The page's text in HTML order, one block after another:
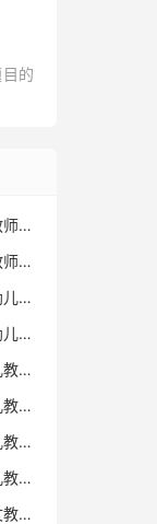
的
市直语文教师招聘考试真题卷
市直语文教师考试
市直机关幼儿教师招聘考试真题
市直机关幼儿教师编制考试真题
河南省幼儿教师招聘考试真题
河南省幼儿教师编制考试真题卷
山东省幼儿教师招聘考试真题
山东省幼儿教师编制考试真题卷
河北省语文教师招聘考试真题卷